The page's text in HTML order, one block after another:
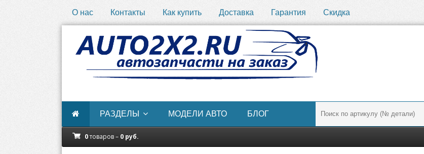
О нас Контакты Как купить Доставка Гарантия Скидка
РАЗДЕЛЫ МОДЕЛИ АВТО БЛОГ
0товаров – 0 руб.